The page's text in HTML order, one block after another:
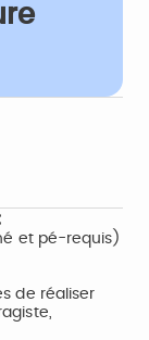
et pé-requis)
de réaliser